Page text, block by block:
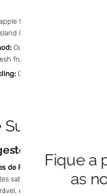
from Azores – São
Portugal, Organic
Our chocolate spreads are
fruits from various regions
Our packaging is made
para Mimar
de Portugal é oferecer
sabores de forma especial
envolvente e
Fique a
as